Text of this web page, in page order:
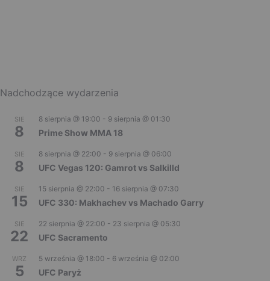
Nadchodzące wydarzenia
SIE
8
8 sierpnia @ 19:00 - 9 sierpnia @ 01:30
Prime Show MMA 18
SIE
8
8 sierpnia @ 22:00 - 9 sierpnia @ 06:00
UFC Vegas 120: Gamrot vs Salkilld
SIE
15
15 sierpnia @ 22:00 - 16 sierpnia @ 07:30
UFC 330: Makhachev vs Machado Garry
SIE
22
22 sierpnia @ 22:00 - 23 sierpnia @ 05:30
UFC Sacramento
WRZ
5
5 września @ 18:00 - 6 września @ 02:00
UFC Paryż